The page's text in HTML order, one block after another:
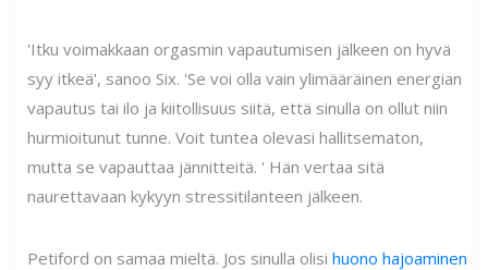
'Itku voimakkaan orgasmin vapautumisen jälkeen on hyvä
syy itkeä', sanoo Six. 'Se voi olla vain ylimääräinen energian
vapautus tai ilo ja kiitollisuus siitä, että sinulla on ollut niin
hurmioitunut tunne. Voit tuntea olevasi hallitsematon,
mutta se vapauttaa jännitteitä. ' Hän vertaa sitä
naurettavaan kykyyn stressitilanteen jälkeen.
Petiford on samaa mieltä. Jos sinulla olisi huono hajoaminen